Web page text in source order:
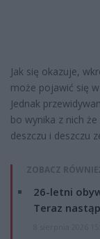
Jak się okazuje,
może pojawić się
Jednak
bo wynika z nich
deszczu i deszczu
ZOBACZ
26-letni
Teraz